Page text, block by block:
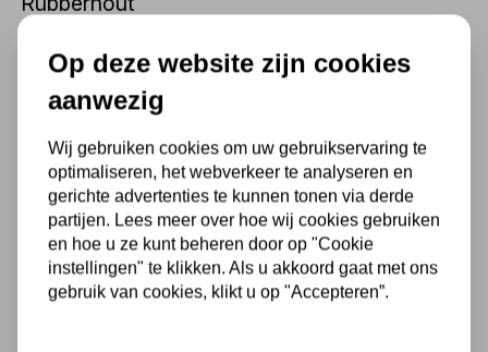
143,99
119,00 excl. BTW
Pillar Hoekwerkblad Rubberhout
860x860mm – Diep Werkblad
38mm
252,89
209,00 excl. BTW
Op deze website zijn cookies
aanwezig
Wij gebruiken cookies om uw gebruikservaring te
optimaliseren, het webverkeer te analyseren en
gerichte advertenties te kunnen tonen via derde
partijen. Lees meer over hoe wij cookies gebruiken
en hoe u ze kunt beheren door op "Cookie
instellingen" te klikken. Als u akkoord gaat met ons
gebruik van cookies, klikt u op "Accepteren”.